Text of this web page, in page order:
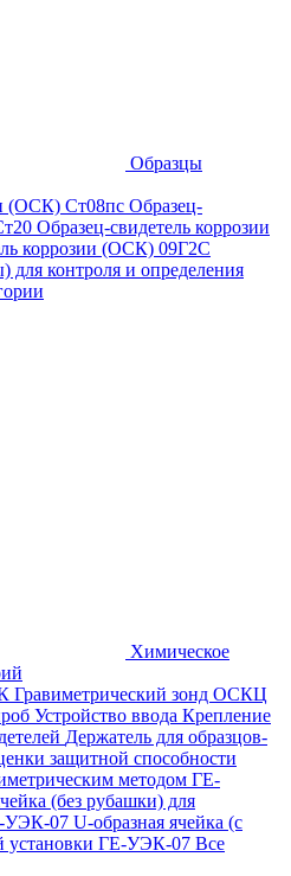
Образцы
(ОСК) Ст08пс Образец-
Образец-свидетель коррозии
коррозии (ОСК) 09Г2С
контроля и определения
Химическое
Гравиметрический зонд ОСКЦ
Устройство ввода Крепление
Держатель для образцов-
защитной способности
методом ГЕ-
(без рубашки) для
УЭК-07 U-образная ячейка (с
установки ГЕ-УЭК-07 Все